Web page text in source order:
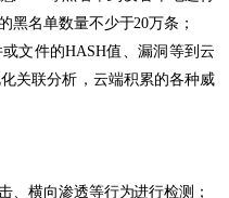
黑名单数量不少于20万条；
文件的HASH值、漏洞等到云
关联分析，云端积累的各种威
、横向渗透等行为进行检测；